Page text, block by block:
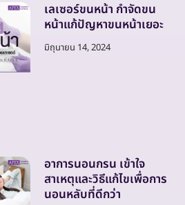
เลเซอร์ขนหน้า กำจัดขน
หน้าแก้ปัญหาขนหน้าเยอะ
มิถุนายน 14, 2024
อาการนอนกรน เข้าใจ
สาเหตุและวิธีแก้ไขเพื่อการ
นอนหลับที่ดีกว่า